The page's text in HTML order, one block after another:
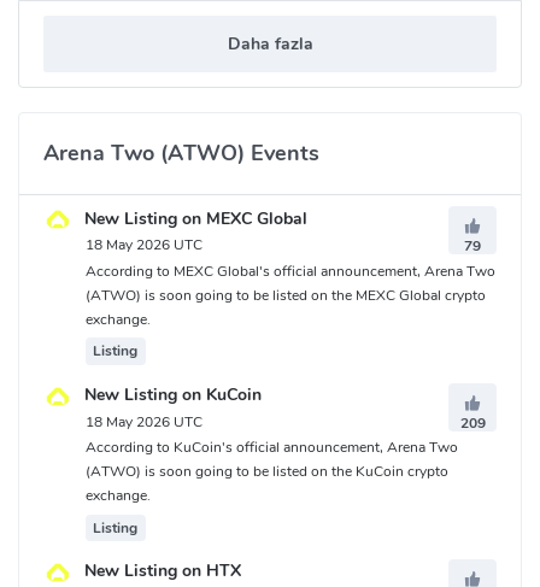
Daha fazla
Arena Two (ATWO) Events
New Listing on MEXC Global
18 May 2026 UTC
79
According to MEXC Global's official announcement, Arena Two
(ATWO) is soon going to be listed on the MEXC Global crypto
exchange.
Listing
New Listing on KuCoin
18 May 2026 UTC
209
According to KuCoin's official announcement, Arena Two
(ATWO) is soon going to be listed on the KuCoin crypto
exchange.
Listing
New Listing on HTX